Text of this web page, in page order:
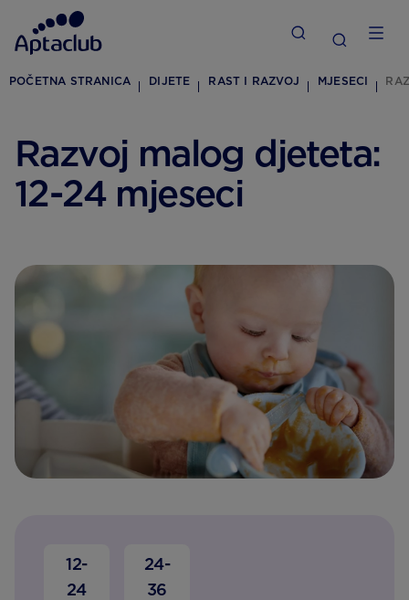
POČETNA STRANICA DIJETE RAST I RAZVOJ MJESECI
Razvoj malog djeteta:
12-24 mjeseci
12-
24
24-
36